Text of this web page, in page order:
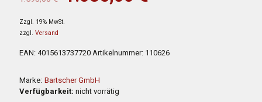
1.598,00 €
1.598,00 € 1.035,00 €.
Zzgl. 19% MwSt.
zzgl. Versand
EAN: 4015613737720 Artikelnummer: 110626
Marke: Bartscher GmbH
Verfügbarkeit: nicht vorrätig